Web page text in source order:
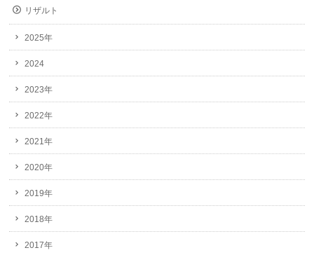
リザルト
2025年
2024
2023年
2022年
2021年
2020年
2019年
2018年
2017年